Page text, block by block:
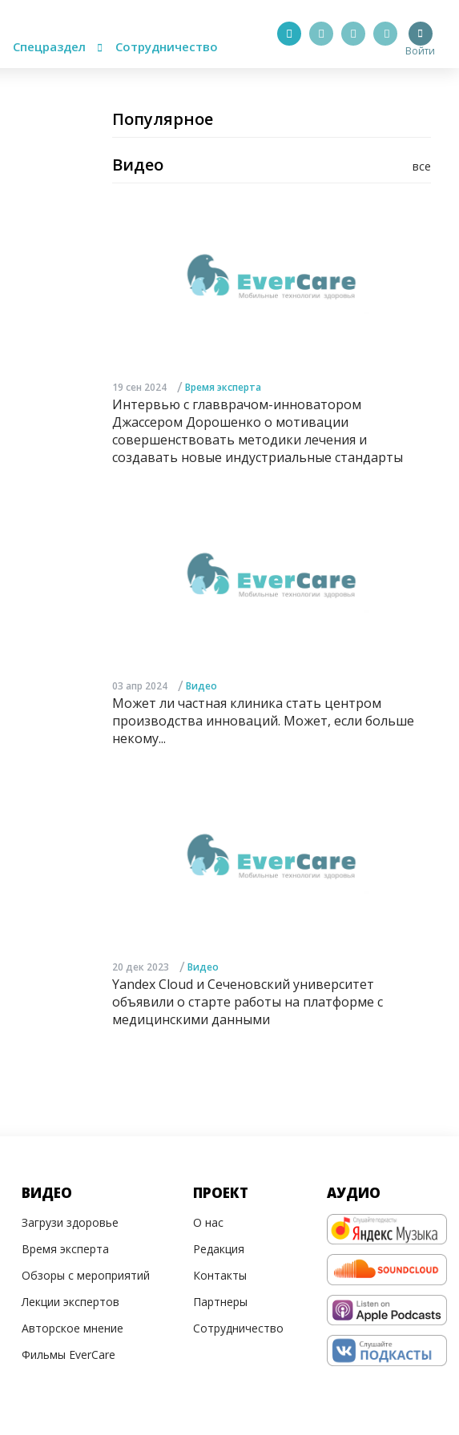
Спецраздел Сотрудничество Войти
Популярное
все
Видео
19 сен 2024 / Время эксперта
Интервью с главврачом-инноватором
Джассером Дорошенко о мотивации
совершенствовать методики лечения и
создавать новые индустриальные стандарты
03 апр 2024 / Видео
Может ли частная клиника стать центром
производства инноваций. Может, если больше
некому...
20 дек 2023 / Видео
Yandex Cloud и Сеченовский университет
объявили о старте работы на платформе с
медицинскими данными
ВИДЕО
Загрузи здоровье
Время эксперта
Обзоры с мероприятий
Лекции экспертов
Авторское мнение
Фильмы EverCare
ПРОЕКТ
О нас
Редакция
Контакты
Партнеры
Сотрудничество
АУДИО